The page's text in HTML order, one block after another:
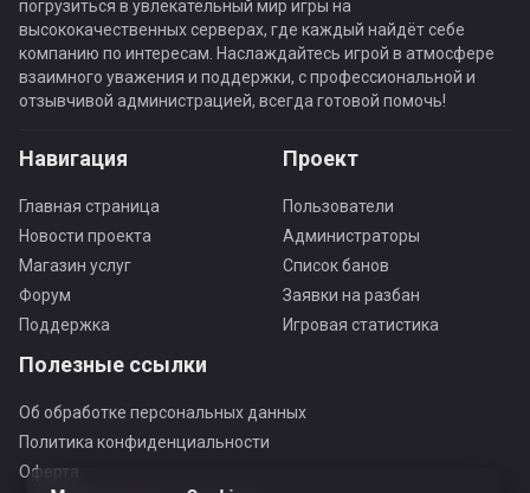
погрузиться в увлекательный мир игры на
высококачественных серверах, где каждый найдёт себе
компанию по интересам. Наслаждайтесь игрой в атмосфере
взаимного уважения и поддержки, с профессиональной и
отзывчивой администрацией, всегда готовой помочь!
Навигация
Главная страница
Новости проекта
Магазин услуг
Форум
Поддержка
Проект
Пользователи
Администраторы
Список банов
Заявки на разбан
Игровая статистика
Полезные ссылки
Об обработке персональных данных
Политика конфиденциальности
Оферта